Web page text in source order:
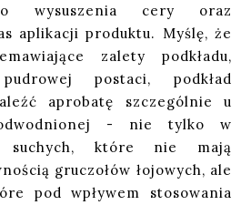
wysuszenia cery oraz
aplikacji produktu. Myślę, że
zalety podkładu,
postaci, podkład
aprobatę szczególnie u
- nie tylko w
suchych, które nie mają
gruczołów łojowych, ale
pod wpływem stosowania